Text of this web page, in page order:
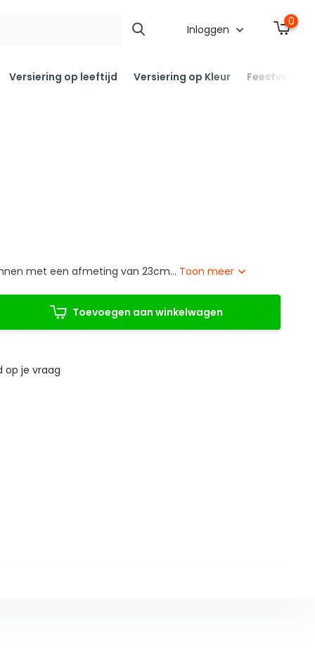
Inloggen
0
Versiering op leeftijd Versiering op Kleur
met een afmeting van 23cm... Toon meer
Toevoegen aan winkelwagen
op je vraag